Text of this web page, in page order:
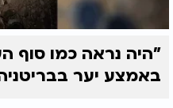
"היה נראה כמו סוף
באמצע יער